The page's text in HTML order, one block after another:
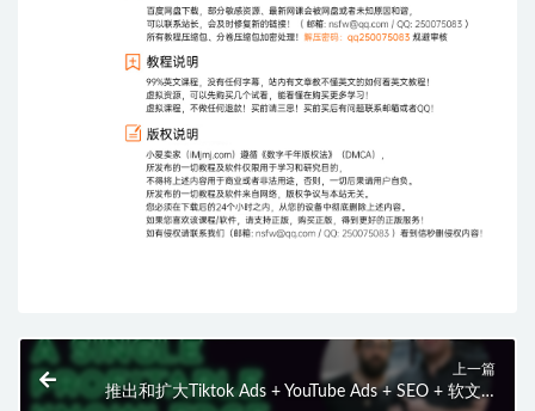
上一篇
推出和扩大Tiktok Ads + YouTube Ads + SEO + 软文 =